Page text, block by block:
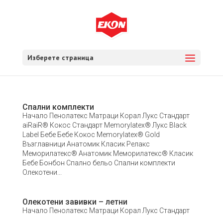
Изберете страница
Спални комплекти
Начало Пенолатекс Матраци Корал Лукс Стандарт
aiRaiR® Кокос Стандарт Memorylatex® Лукс Black
Label Бебе Бебе Кокос Memorylatex® Gold
Възглавници Анатомик Класик Релакс
Меморилатекс® Анатомик Меморилатекс® Класик
Бебе Бонбон Спално бельо Спални комплекти
Олекотени...
Олекотени завивки – летни
Начало Пенолатекс Матраци Корал Лукс Стандарт